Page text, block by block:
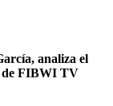
analiza el
de FIBWI TV